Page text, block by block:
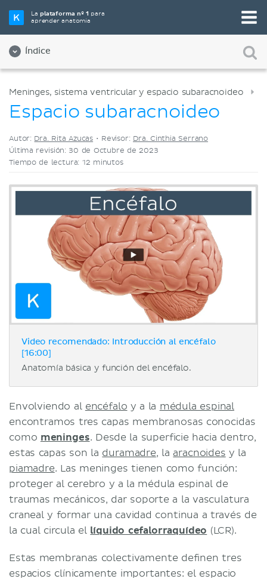
Laplataforma nº 1 para
aprender anatomía
Índice
Elige tu herramienta de estudio favorita
Videos
Meninges, sistema ventricular y espacio subaracnoideo
Espacio subaracnoideo
Autor: Dra. Rita Azucas • Revisor: Dra. Cinthia Serrano
Última revisión: 30 de Octubre de 2023
Tiempo de lectura: 12 minutos
Video recomendado: Introducción al encéfalo
[16:00]
Anatomía básica y función del encéfalo.
Envolviendo al encéfalo y a la médula espinal
encontramos tres capas membranosas conocidas
como meninges. Desde la superficie hacia dentro,
estas capas son la duramadre, la aracnoides y la
piamadre. Las meninges tienen como función:
proteger al cerebro y a la médula espinal de
traumas mecánicos, dar soporte a la vasculatura
craneal y formar una cavidad continua a través de
la cual circula el líquido cefalorraquídeo (LCR).
Estas membranas colectivamente definen tres
espacios clínicamente importantes: el espacio